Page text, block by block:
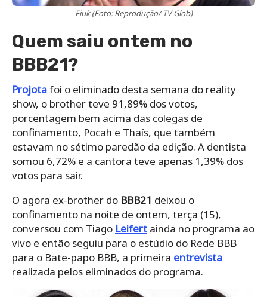
Fiuk (Foto: Reprodução/ TV Glob)
Quem saiu ontem no
BBB21?
Projotafoi o eliminado desta semana do reality
show, o brother teve 91,89% dos votos,
porcentagem bem acima das colegas de
confinamento, Pocah e Thaís, que também
estavam no sétimo paredão da edição. A dentista
somou 6,72% e a cantora teve apenas 1,39% dos
votos para sair.
O agora ex-brother do BBB21 deixou o
confinamento na noite de ontem, terça (15),
conversou com Tiago Leifert ainda no programa ao
vivo e então seguiu para o estúdio do Rede BBB
para o Bate-papo BBB, a primeira entrevista
realizada pelos eliminados do programa.